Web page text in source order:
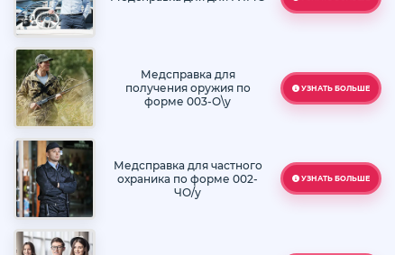
Медсправка для
получения оружия по
форме 003-О\у
УЗНАТЬ БОЛЬШЕ
Медсправка для частного
охраника по форме 002-
ЧО/у
УЗНАТЬ БОЛЬШЕ